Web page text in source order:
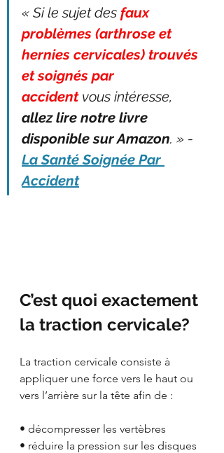
« Si le sujet des faux
problèmes (arthrose et
hernies cervicales) trouvés
et soignés par
accident vous intéresse,
allez lire notre livre
disponible sur Amazon. » -
La Santé Soignée Par
Accident
C’est quoi exactement
la traction cervicale?
La traction cervicale consiste à
appliquer une force vers le haut ou
vers l’arrière sur la tête afin de :
• décompresser les vertèbres
• réduire la pression sur les disques